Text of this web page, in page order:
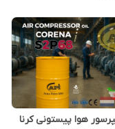
هوا پیستونی کرنا